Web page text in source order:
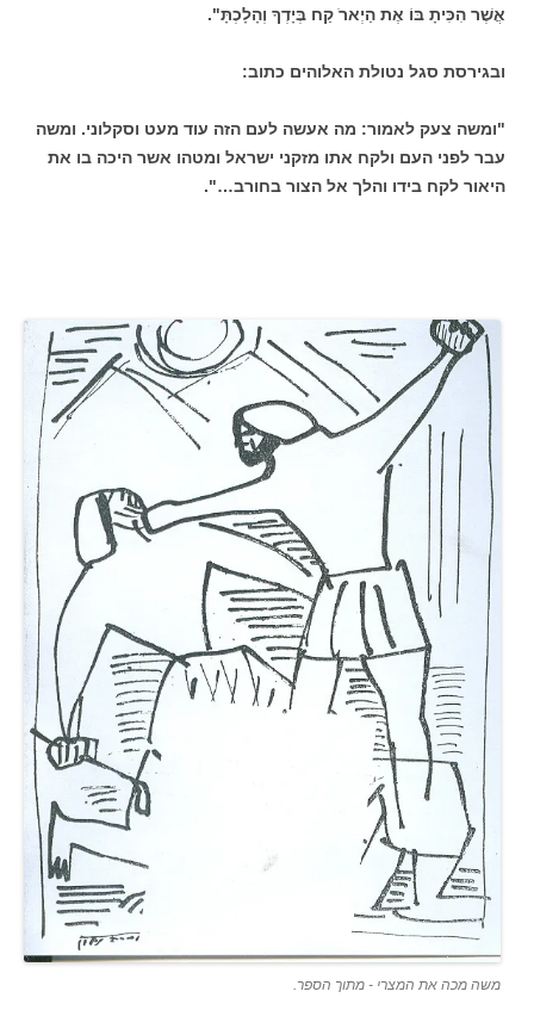
אֲשֶׁר הִכִּיתָ בּוֹ אֶת הַיְארֹ קַח בְּיָדְךָ וְהָלָכְתָּ".
ובגירסת סגל נטולת האלוהים כתוב:
"ומשה צעק לאמור: מה אעשה לעם הזה עוד מעט וסקלוני. ומשה
עבר לפני העם ולקח אתו מזקני ישראל ומטהו אשר היכה בו את
היאור לקח בידו והלך אל הצור בחורב…".
משה מכה את המצרי - מתוך הספר.